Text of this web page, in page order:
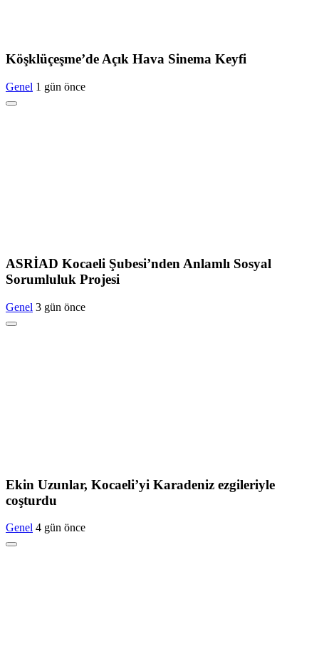
Köşklüçeşme’de Açık Hava Sinema Keyfi
Genel 1 gün önce
ASRİAD Kocaeli Şubesi’nden Anlamlı Sosyal
Sorumluluk Projesi
Genel 3 gün önce
Ekin Uzunlar, Kocaeli’yi Karadeniz ezgileriyle
coşturdu
Genel 4 gün önce